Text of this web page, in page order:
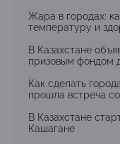
Жара в городах:
температуру и
В Казахстане
призовым фондом
Как сделать
прошла встреча
В Казахстане
Кашагане